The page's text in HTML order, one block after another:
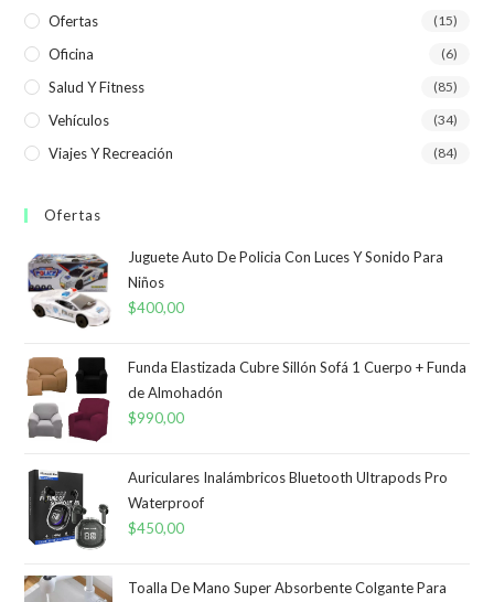
Ofertas (15)
Oficina (6)
Salud Y Fitness (85)
Vehículos (34)
Viajes Y Recreación (84)
Ofertas
Juguete Auto De Policia Con Luces Y Sonido Para
Niños
$400,00
Funda Elastizada Cubre Sillón Sofá 1 Cuerpo + Funda
de Almohadón
$990,00
Auriculares Inalámbricos Bluetooth Ultrapods Pro
Waterproof
$450,00
Toalla De Mano Super Absorbente Colgante Para